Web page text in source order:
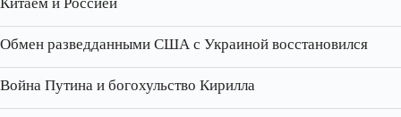
Обмен разведданными США с Украиной восстановился
Война Путина и богохульство Кирилла